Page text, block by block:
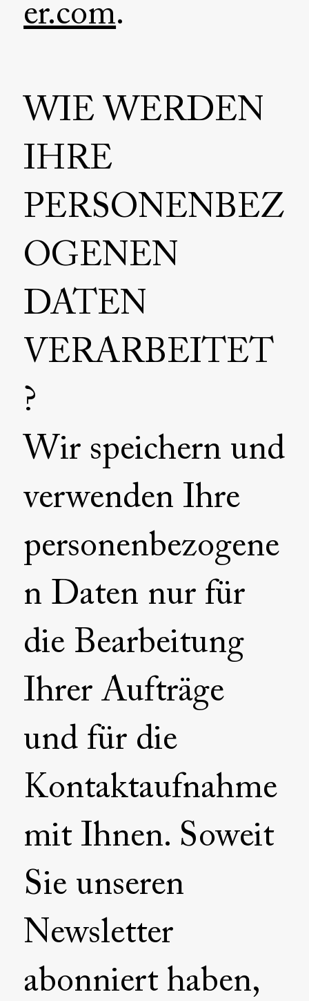
er.com.
WIE WERDEN
IHRE
PERSONENBEZ
OGENEN
DATEN
VERARBEITET
?
Wir speichern und
verwenden Ihre
personenbezogene
n Daten nur für
die Bearbeitung
Ihrer Aufträge
und für die
Kontaktaufnahme
mit Ihnen. Soweit
Sie unseren
Newsletter
abonniert haben,